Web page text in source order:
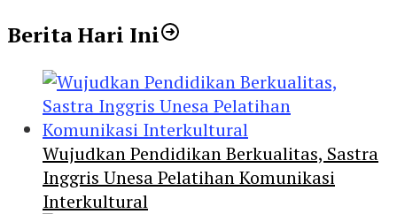
Berita Hari Ini
Wujudkan Pendidikan Berkualitas, Sastra
Inggris Unesa Pelatihan Komunikasi
Interkultural